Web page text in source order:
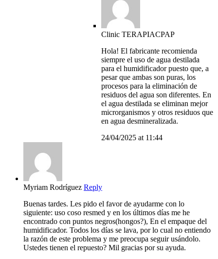
Clinic TERAPIACPAP
Hola! El fabricante recomienda
siempre el uso de agua destilada
para el humidificador puesto que, a
pesar que ambas son puras, los
procesos para la eliminación de
residuos del agua son diferentes. En
el agua destilada se eliminan mejor
microrganismos y otros residuos que
en agua desmineralizada.
24/04/2025 at 11:44
Myriam Rodríguez Reply
Buenas tardes. Les pido el favor de ayudarme con lo
siguiente: uso coso resmed y en los últimos días me he
encontrado con puntos negros(hongos?), En el empaque del
humidificador. Todos los días se lava, por lo cual no entiendo
la razón de este problema y me preocupa seguir usándolo.
Ustedes tienen el repuesto? Mil gracias por su ayuda.